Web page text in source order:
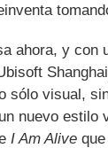
ahora, y con
sólo visual,
nuevo
I Am Alive